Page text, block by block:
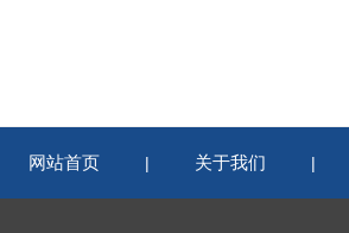
网站首页 | 关于我们 |